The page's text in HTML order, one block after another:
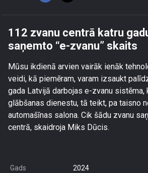
112 zvanu centrā katru
saņemto “e-zvanu” skaits
Mūsu ikdienā arvien vairāk ienāk
veidi, kā piemēram, varam izsaukt
gada Latvijā darbojas e-zvanu sistēma,
glābšanas dienestu, tā teikt, pa taisno
automašīnas salona. Cik šādu zvanu
centrā, skaidroja Miks Dūcis.
Gads 2024